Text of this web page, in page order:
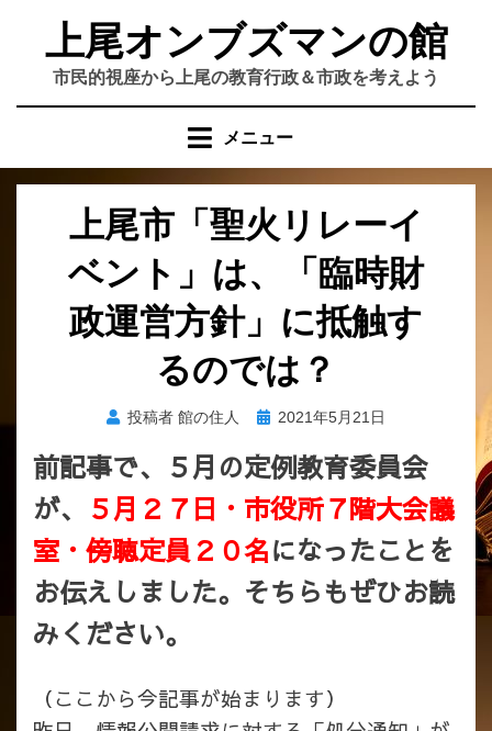
上尾オンブズマンの館
市民的視座から上尾の教育行政＆市政を考えよう
メニュー
上尾市「聖火リレーイ
ベント」は、「臨時財
政運営方針」に抵触す
るのでは？
投稿者 館の住人
投
日:
2021年5月21日
前記事で、５月の定例教育委員会
が、 ５月２７日・市役所７階大会議
室・傍聴定員２０名になったことを
お伝えしました。そちらもぜひお読
みください。
（ここから今記事が始まります）